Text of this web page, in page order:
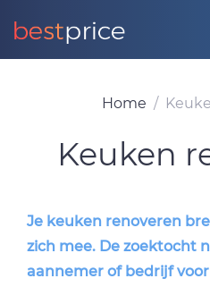
Home
Keuken
Je keuken renoveren
zich mee. De zoektocht
aannemer of bedrijf